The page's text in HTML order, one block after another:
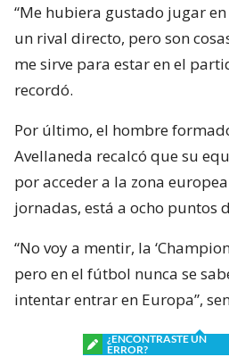
“Me hubiera gustado jugar
un rival directo, pero son
me sirve para estar en el
recordó.
Por último, el hombre
Avellaneda recalcó que su
por acceder a la zona
jornadas, está a ocho puntos
“No voy a mentir, la
pero en el fútbol nunca se
intentar entrar en Europa”,
¿ENCONTRASTE UN
ERROR?